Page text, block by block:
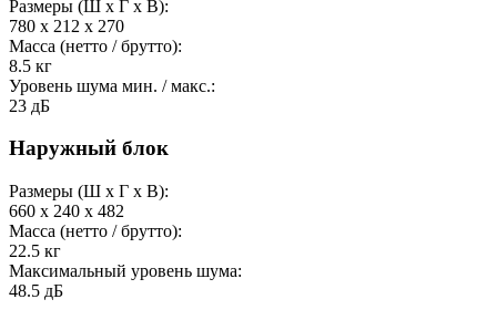
Размеры (Ш x Г x В):
780 x 212 x 270
Масса (нетто / брутто):
8.5 кг
Уровень шума мин. / макс.:
23 дБ
Наружный блок
Размеры (Ш x Г x В):
660 x 240 x 482
Масса (нетто / брутто):
22.5 кг
Максимальный уровень шума:
48.5 дБ